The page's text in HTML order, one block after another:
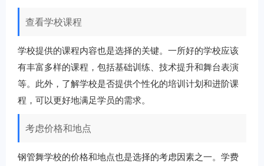
查看学校课程
学校提供的课程内容也是选择的关键。一所好的学校应该
有丰富多样的课程，包括基础训练、技术提升和舞台表演
等。此外，了解学校是否提供个性化的培训计划和进阶课
程，可以更好地满足学员的需求。
考虑价格和地点
钢管舞学校的价格和地点也是选择的考虑因素之一。学费